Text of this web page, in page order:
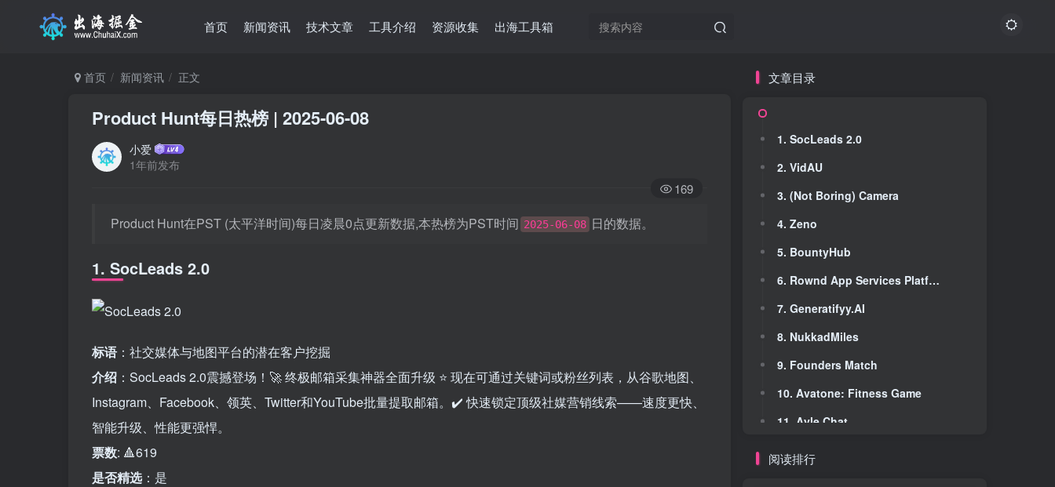
首页 新闻资讯 技术文章 工具介绍 资源收集 出海工具箱
首页 新闻资讯 正文
Product Hunt每日热榜 | 2025-06-08
小爱
1年前发布
169
Product Hunt在PST (太平洋时间)每日凌晨0点更新数据,本热榜为PST时间 2025-06-08 日的数据。
1. SocLeads 2.0
标语 ：社交媒体与地图平台的潜在客户挖掘
介绍 ：SocLeads 2.0震撼登场！🚀 终极邮箱采集神器全面升级 ⭐️ 现在可通过关键词或粉丝列表，从谷歌地图、
Instagram、Facebook、领英、Twitter和YouTube批量提取邮箱。✔️ 快速锁定顶级社媒营销线索——速度更快、
智能升级、性能更强悍。
票数: 🔺619
是否精选：是
文章目录
1. SocLeads 2.0
2. VidAU
3. (Not Boring) Camera
4. Zeno
5. BountyHub
6. Rownd App Services Platform; 1M MAU Free
7. Generatifyy.AI
8. NukkadMiles
9. Founders Match
10. Avatone: Fitness Game
11. Ayle Chat
12. Access Vault
文章目录
1. SocLeads 2.0
2. VidAU
3. (Not Boring) Camera
4. Zeno
5. BountyHub
6. Rownd App Services Platform; 1M MAU Free
7. Generatifyy.AI
8. NukkadMiles
9. Founders Match
10. Avatone: Fitness Game
11. Ayle Chat
12. Access Vault
阅读排行